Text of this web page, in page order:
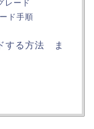
レード
ド手順
する方法 ま